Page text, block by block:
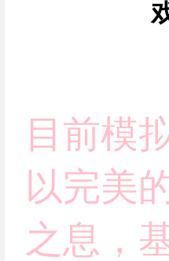
目前模
以完美
之息，